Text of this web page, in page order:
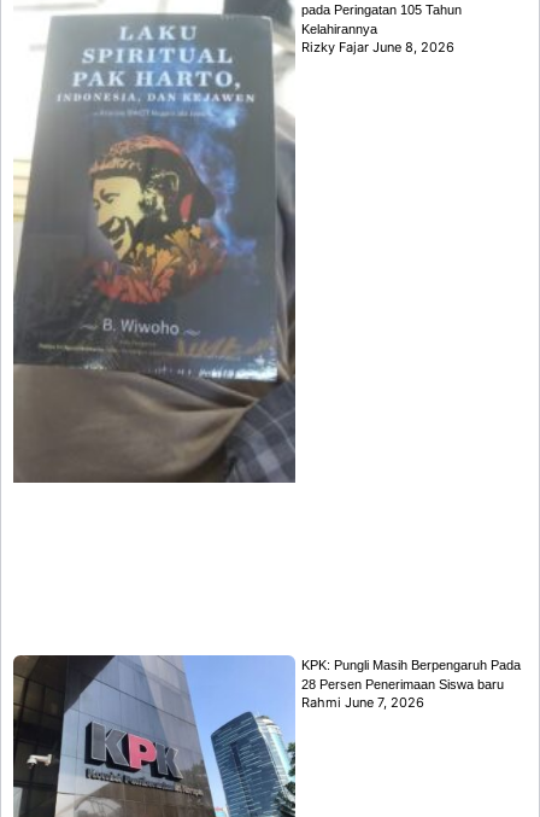
pada Peringatan 105 Tahun
Kelahirannya
Rizky FajarJune 8, 2026
KPK: Pungli Masih Berpengaruh Pada
28 Persen Penerimaan Siswa baru
RahmiJune 7, 2026